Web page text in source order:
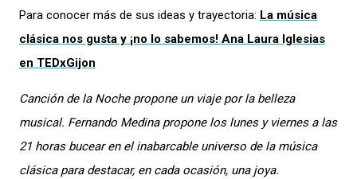
Para conocer más de sus ideas y trayectoria: La música
clásica nos gusta y ¡no lo sabemos! Ana Laura Iglesias
en TEDxGijon
Canción de la Noche propone un viaje por la belleza
musical. Fernando Medina propone los lunes y viernes a las
21 horas bucear en el inabarcable universo de la música
clásica para destacar, en cada ocasión, una joya.